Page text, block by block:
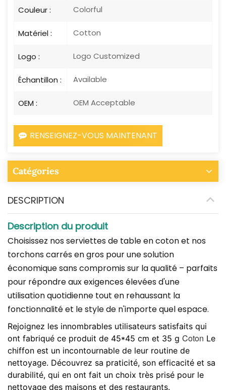
Couleur : Colorful
Matériel : Cotton
Logo : Logo Customized
Échantillon : Available
OEM : OEM Acceptable
RENSEIGNEZ-VOUS MAINTENANT
Catégories
DESCRIPTION
Description du produit
Choisissez nos serviettes de table en coton et nos
torchons carrés en gros pour une solution
économique sans compromis sur la qualité – parfaits
pour répondre aux exigences élevées d'une
utilisation quotidienne tout en rehaussant la
fonctionnalité et le style de n'importe quel espace.
Rejoignez les innombrables utilisateurs satisfaits qui
ont fabriqué ce produit de 45*45 cm et 35 g Coton Le
chiffon est un incontournable de leur routine de
nettoyage. Découvrez sa praticité, son efficacité et sa
durabilité, qui en ont fait un choix très prisé pour le
nettoyage des maisons et des restaurants.